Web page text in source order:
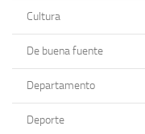
Cultura
De buena fuente
Departamento
Deporte